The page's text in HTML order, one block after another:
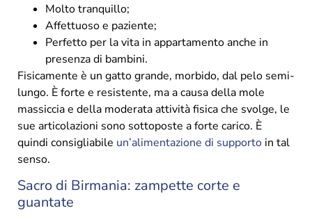
Molto tranquillo;
Affettuoso e paziente;
Perfetto per la vita in appartamento anche in
presenza di bambini.
Fisicamente è un gatto grande, morbido, dal pelo semi-
lungo. È forte e resistente, ma a causa della mole
massiccia e della moderata attività fisica che svolge, le
sue articolazioni sono sottoposte a forte carico. È
quindi consigliabile un’alimentazione di supporto in tal
senso.
Sacro di Birmania: zampette corte e
guantate